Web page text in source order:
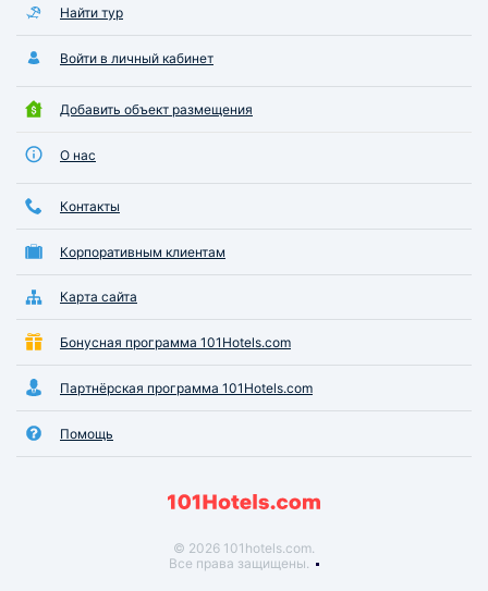
Найти тур
Войти в личный кабинет
Добавить объект размещения
О нас
Контакты
Корпоративным клиентам
Карта сайта
Бонусная программа 101Hotels.com
Партнёрская программа 101Hotels.com
Помощь
© 2026 101hotels.com.
Все права защищены.